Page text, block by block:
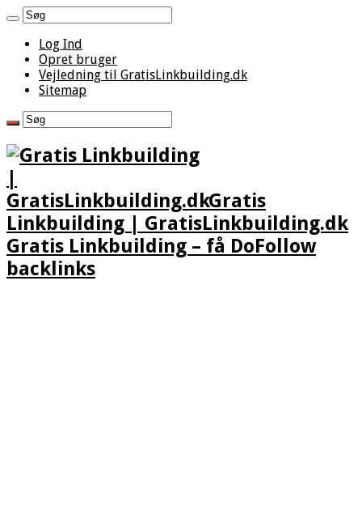
Log Ind
Opret bruger
Vejledning til GratisLinkbuilding.dk
Sitemap
Gratis
Linkbuilding | GratisLinkbuilding.dk
Gratis Linkbuilding – få DoFollow
backlinks